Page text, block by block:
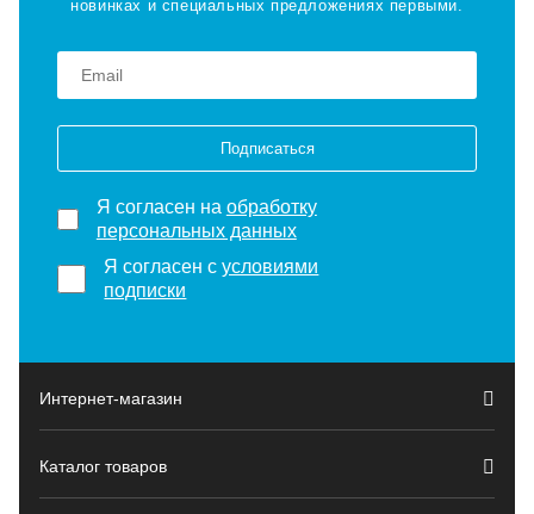
новинках и специальных предложениях первыми.
Подписаться
Я согласен на обработку
персональных данных
Я согласен сусловиями
подписки
Интернет-магазин
Каталог товаров